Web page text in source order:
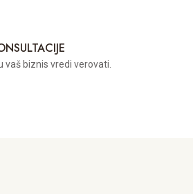
vaš biznis vredi verovati.